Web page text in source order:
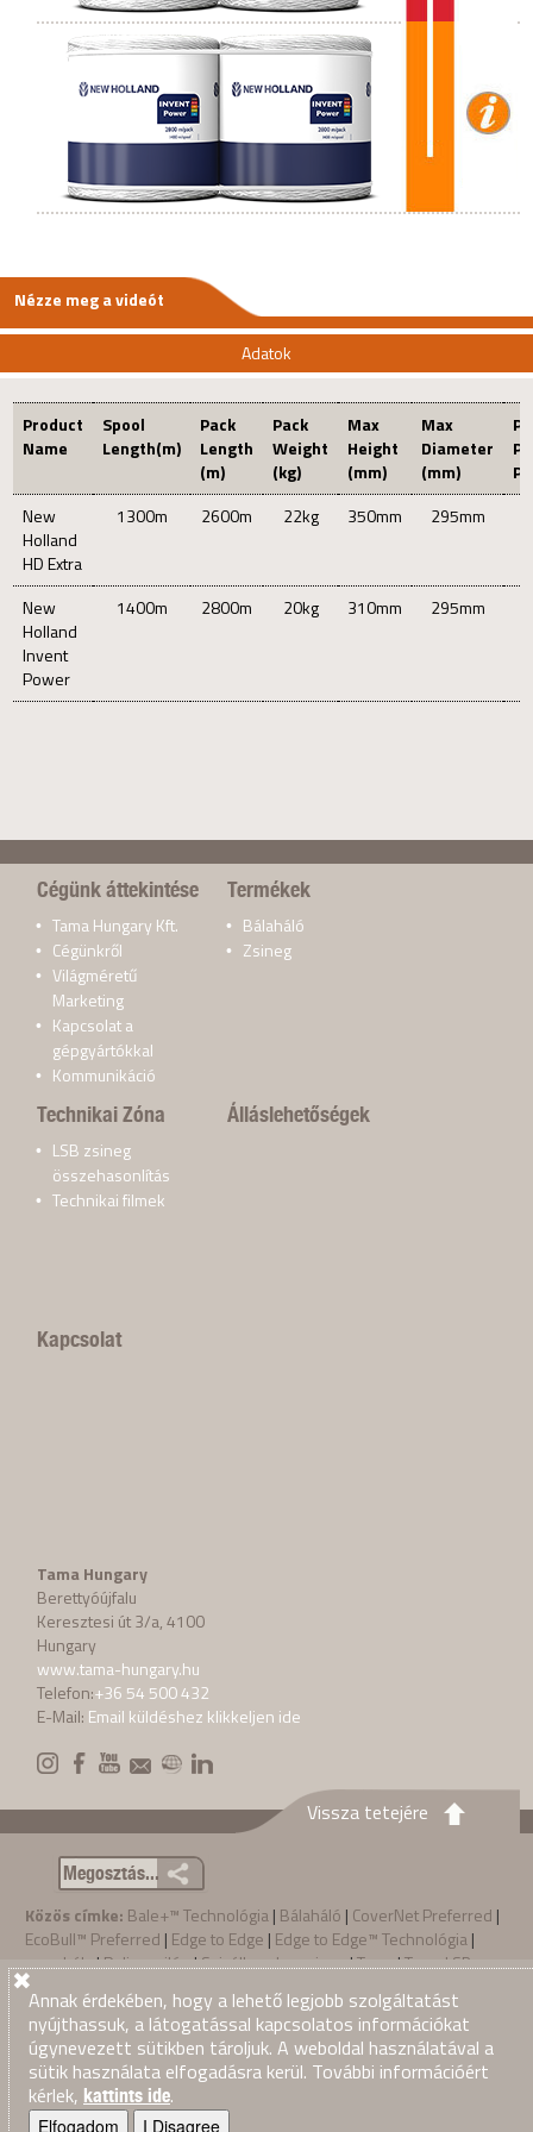
Nézze meg a videót
Adatok
Product
Name
Spool
Length(m)
Pack
Length
(m)
Pack
Weight
(kg)
Max
Height
(mm)
Max
Diameter
(mm)
New
Holland
HD Extra
1300m 2600m 22kg 350mm 295mm
New
Holland
Invent
Power
1400m 2800m 20kg 310mm 295mm
Cégünk áttekintése
Tama Hungary Kft.
Cégünkről
Világméretű
Marketing
Kapcsolat a
gépgyártókkal
Kommunikáció
Termékek
Bálaháló
Zsineg
Technikai Zóna
LSB zsineg
összehasonlítás
Technikai filmek
Álláslehetőségek
Kapcsolat
Tama Hungary
Berettyóújfalu
Keresztesi út 3/a, 4100
Hungary
www.tama-hungary.hu
Telefon:+36 54 500 432
E-Mail: Email küldéshez klikkeljen ide
Vissza tetejére
Megosztás...
Közös címke: Bale+™ Technológia| Bálaháló | CoverNet Preferred |
EcoBull™ Preferred | Edge to Edge | Edge to Edge™ Technológia|
nagy bála|Polipropilén|Szizálkender zsineg|Tama|Tama LSB
bálazsinegek
Tama zsineg|zsineg
Privacy Policy· Értékesítési feltételek
© 2026Tama Hungary. Mind jog fenntartva
Annak érdekében, hogy a lehető legjobb szolgáltatást
nyújthassuk, a látogatással kapcsolatos információkat
úgynevezett sütikben tároljuk. A weboldal használatával a
sütik használata elfogadásra kerül. További információért
kérlek, kattints ide.
Elfogadom I Disagree